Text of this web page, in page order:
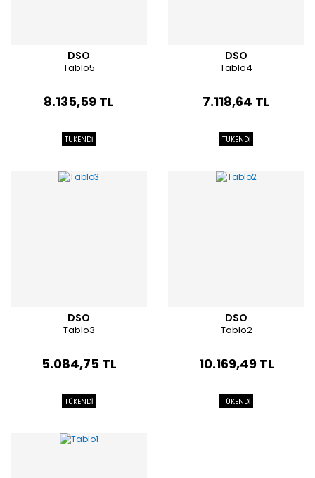
DSO
Tablo5
8.135,59 TL
TÜKENDİ
DSO
Tablo4
7.118,64 TL
TÜKENDİ
DSO
Tablo3
5.084,75 TL
TÜKENDİ
DSO
Tablo2
10.169,49 TL
TÜKENDİ